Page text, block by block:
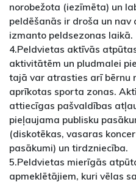
norobežota (iezīmēta) un
peldēšanās ir droša un
izmanto peldsezonas laikā.
4.Peldvietas aktīvās
aktivitātēm un pludmalei
tajā var atrasties arī bērnu
aprīkotas sporta zonas.
attiecīgas pašvaldības
pieļaujama publisku
(diskotēkas, vasaras
pasākumi) un tirdzniecība.
5.Peldvietas mierīgās
apmeklētājiem, kuri vēlas